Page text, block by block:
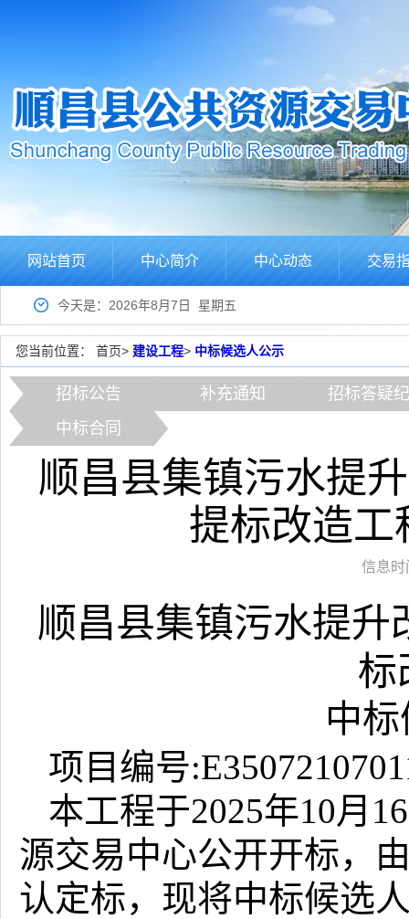
网站首页 中心简介 中心动态 交易
今天是：2026年8月7日 星期五
您当前位置： 首页> 建设工程> 中标候选人公示
招标公告 补充通知
招标答疑
中标合同
顺昌县集镇污水提
提标改造工
信息时
顺昌县集镇污水提升
标
中
项目编号
本工程于2025年10月
源交易中心公开开标，
认定标，现将中标候选